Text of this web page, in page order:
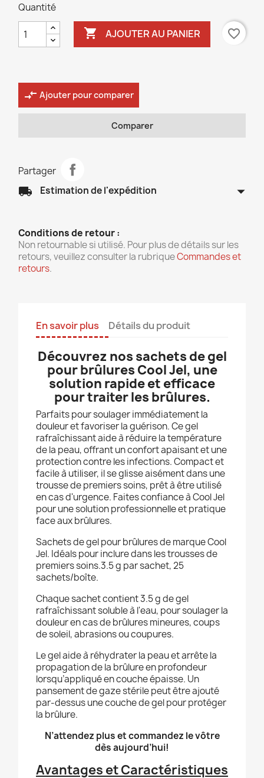
Quantité
 AJOUTER AU PANIER favorite_border
compare_arrows Ajouter pour comparer
Comparer
Partager
local_shipping Estimation de l'expédition arrow_drop_down
Conditions de retour :
Non retournable si utilisé. Pour plus de détails sur les
retours, veuillez consulter la rubriqueCommandes et
retours.
En savoir plus Détails du produit
Découvrez nos sachets de gel
pour brûlures Cool Jel, une
solution rapide et efficace
pour traiter les brûlures.
Parfaits pour soulager immédiatement la
douleur et favoriser la guérison. Ce gel
rafraîchissant aide à réduire la température
de la peau, offrant un confort apaisant et une
protection contre les infections. Compact et
facile à utiliser, il se glisse aisément dans une
trousse de premiers soins, prêt à être utilisé
en cas d'urgence. Faites confiance à Cool Jel
pour une solution professionnelle et pratique
face aux brûlures.
Sachets de gel pour brûlures de marque Cool
Jel. Idéals pour inclure dans les trousses de
premiers soins.3.5 g par sachet, 25
sachets/boîte.
Chaque sachet contient 3.5 g de gel
rafraîchissant soluble à l'eau, pour soulager la
douleur en cas de brûlures mineures, coups
de soleil, abrasions ou coupures.
Le gel aide à réhydrater la peau et arrête la
propagation de la brûlure en profondeur
lorsqu’appliqué en couche épaisse. Un
pansement de gaze stérile peut être ajouté
par-dessus une couche de gel pour protéger
la brûlure.
N’attendez plus et commandez le vôtre
dès aujourd’hui!
Avantages et Caractéristiques